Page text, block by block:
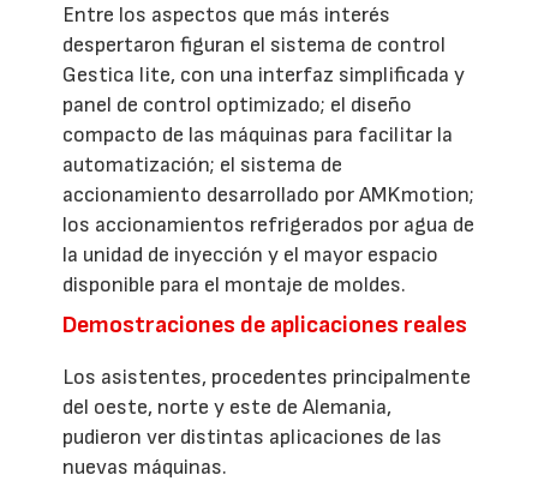
Entre los aspectos que más interés
despertaron figuran el sistema de control
Gestica lite, con una interfaz simplificada y
panel de control optimizado; el diseño
compacto de las máquinas para facilitar la
automatización; el sistema de
accionamiento desarrollado por AMKmotion;
los accionamientos refrigerados por agua de
la unidad de inyección y el mayor espacio
disponible para el montaje de moldes.
Demostraciones de aplicaciones reales
Los asistentes, procedentes principalmente
del oeste, norte y este de Alemania,
pudieron ver distintas aplicaciones de las
nuevas máquinas.